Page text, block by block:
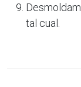
tal cual.